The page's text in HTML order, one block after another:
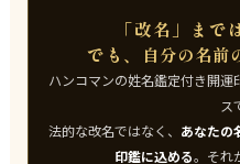
「改名」まで
でも、
自分の名前
ハンコマンの姓名鑑定付き開
ス
法的な改名ではなく、 あなたの
印鑑に込める。それ